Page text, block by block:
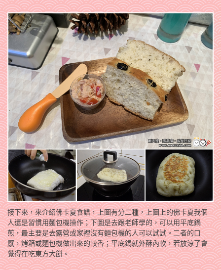
接下來，來介紹佛卡夏食譜，上圖有分二種，上圖上的佛卡夏我個
人還是習慣用麵包機操作；下圖是去跟老師學的，可以用平底鍋
煎，最主要是去露營或家裡沒有麵包機的人可以試試。二者的口
感，烤箱或麵包機做出來的較香；平底鍋就外酥內軟，若放涼了會
覺得在吃東方大餅。